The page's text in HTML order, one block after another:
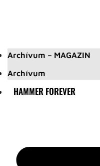
Archívum – MAGAZIN
Archívum
HAMMER FOREVER